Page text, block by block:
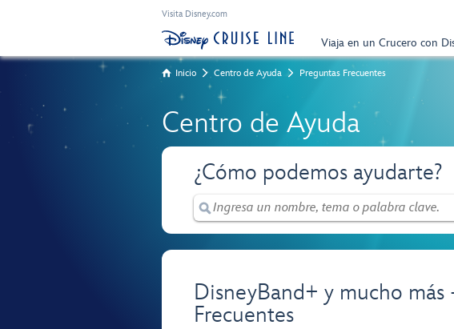
Visita Disney.com
Viaja en un Crucero con
Inicio Centro de Ayuda Preguntas Frecuentes
Centro de Ayuda
¿Cómo podemos ayudarte?
DisneyBand+ y mucho más
Frecuentes